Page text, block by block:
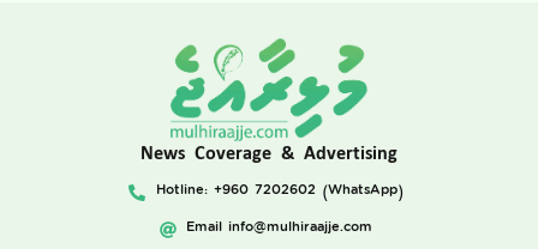
News Coverage & Advertising
Hotline: +960 7202602 (WhatsApp)
Email info@mulhiraajje.com